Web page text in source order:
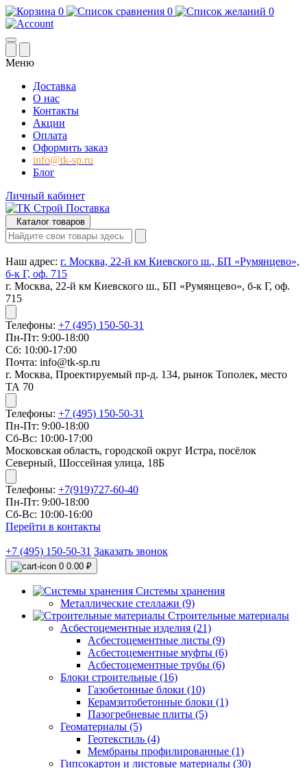
0 0 0
Меню
Доставка
О нас
Контакты
Акции
Оплата
Оформить заказ
info@tk-sp.ru
Блог
Личный кабинет
Каталог товаров
Наш адрес: г. Москва, 22-й км Киевского ш., БП «Румянцево»,
б-к Г, оф. 715
г. Москва, 22-й км Киевского ш., БП «Румянцево», б-к Г, оф.
715
Телефоны: +7 (495) 150-50-31
Пн-Пт: 9:00-18:00
Сб: 10:00-17:00
Почта: info@tk-sp.ru
г. Москва, Проектируемый пр-д. 134, рынок Тополек, место
ТА 70
Телефоны: +7 (495) 150-50-31
Пн-Пт: 9:00-18:00
Сб-Вс: 10:00-17:00
Московская область, городской округ Истра, посёлок
Северный, Шоссейная улица, 18Б
Телефоны: +7(919)727-60-40
Пн-Пт: 9:00-18:00
Сб-Вс: 10:00-16:00
Перейти в контакты
+7 (495) 150-50-31 Заказать звонок
0 0.00 ₽
Системы хранения
Металлические стеллажи (9)
Строительные материалы
Асбестоцементные изделия (21)
Асбестоцементные листы (9)
Асбестоцементные муфты (6)
Асбестоцементные трубы (6)
Блоки строительные (16)
Газобетонные блоки (10)
Керамзитобетонные блоки (1)
Пазогребневые плиты (5)
Геоматериалы (5)
Геотекстиль (4)
Мембраны профилированные (1)
Гипсокартон и листовые материалы (30)